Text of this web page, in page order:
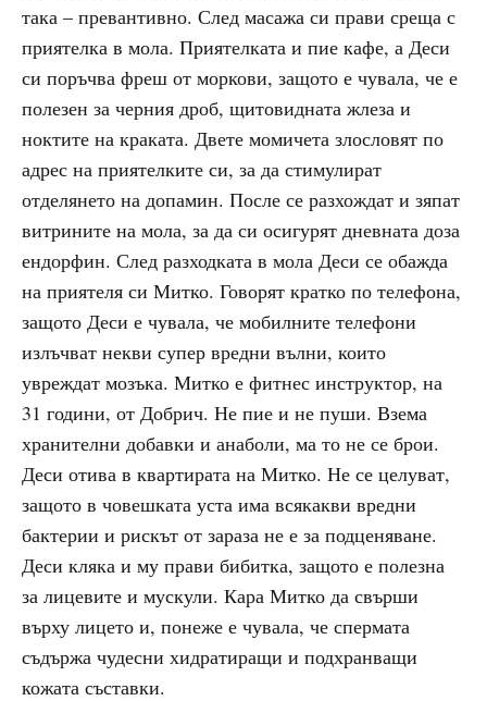
така – превантивно. След масажа си прави среща с
приятелка в мола. Приятелката и пие кафе, а Деси
си поръчва фреш от моркови, защото е чувала, че е
полезен за черния дроб, щитовидната жлеза и
ноктите на краката. Двете момичета злословят по
адрес на приятелките си, за да стимулират
отделянето на допамин. После се разхождат и зяпат
витрините на мола, за да си осигурят дневната доза
ендорфин. След разходката в мола Деси се обажда
на приятеля си Митко. Говорят кратко по телефона,
защото Деси е чувала, че мобилните телефони
излъчват некви супер вредни вълни, които
увреждат мозъка. Митко е фитнес инструктор, на
31 години, от Добрич. Не пие и не пуши. Взема
хранителни добавки и анаболи, ма то не се брои.
Деси отива в квартирата на Митко. Не се целуват,
защото в човешката уста има всякакви вредни
бактерии и рискът от зараза не е за подценяване.
Деси кляка и му прави бибитка, защото е полезна
за лицевите и мускули. Кара Митко да свърши
върху лицето и, понеже е чувала, че спермата
съдържа чудесни хидратиращи и подхранващи
кожата съставки.